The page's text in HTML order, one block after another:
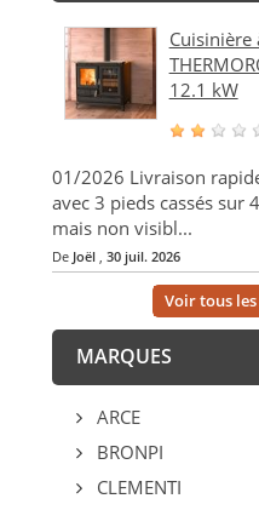
Cuisinière
12.1 kW
01/2026 Livraison
avec 3 pieds cassés sur
mais non visibl...
De Joël, 30 juil. 2026
Voir tous
MARQUES
ARCE
BRONPI
CLEMENTI